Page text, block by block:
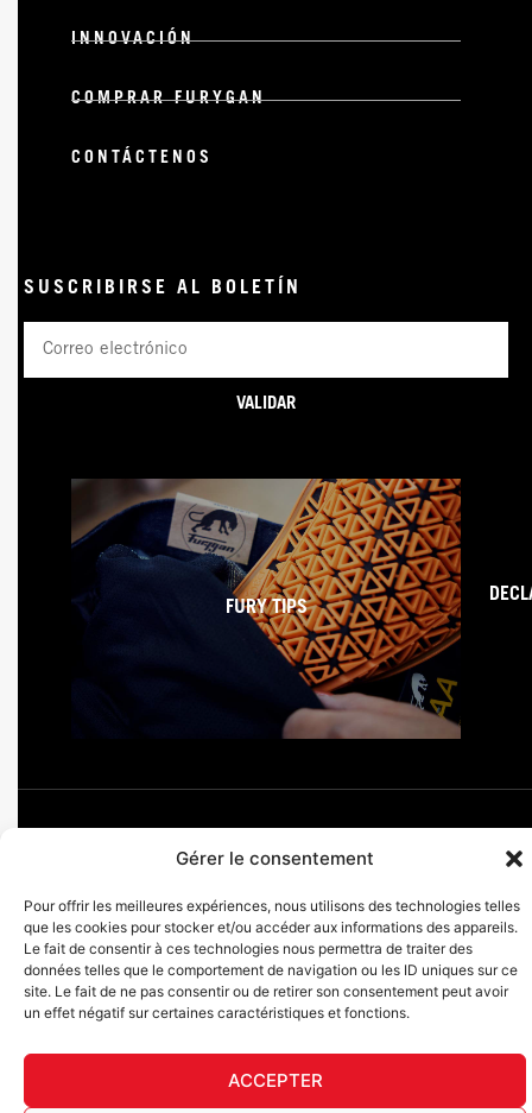
Gérer le consentement
Pour offrir les meilleures expériences, nous utilisons des technologies telles
que les cookies pour stocker et/ou accéder aux informations des appareils.
Le fait de consentir à ces technologies nous permettra de traiter des
données telles que le comportement de navigation ou les ID uniques sur ce
site. Le fait de ne pas consentir ou de retirer son consentement peut avoir
un effet négatif sur certaines caractéristiques et fonctions.
ACCEPTER
INNOVACIÓN
COMPRAR FURYGAN
CONTÁCTENOS
SUSCRIBIRSE AL BOLETÍN
VALIDAR
FURY TIPS
a
c
e
b
o
o
-
n
s
t
a
g
r
m
i
n
k
e
d
i
o
u
t
u
b
e
i
k
t
o
k
Furygan © Copyright - 2026 Todos los derechos reservados
Aviso legal
Cookies
Cuadro de trazabilidad AGEC